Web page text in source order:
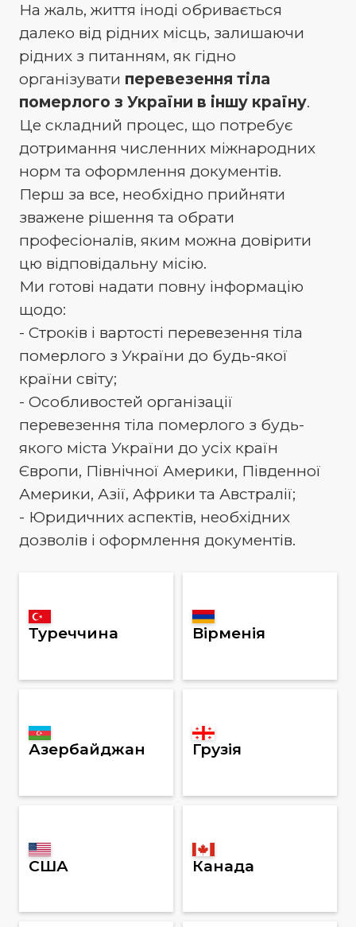
На жаль, життя іноді обривається
далеко від рідних місць, залишаючи
рідних з питанням, як гідно
організувати перевезення тіла
померлого з України в іншу країну.
Це складний процес, що потребує
дотримання численних міжнародних
норм та оформлення документів.
Перш за все, необхідно прийняти
зважене рішення та обрати
професіоналів, яким можна довірити
цю відповідальну місію.
Ми готові надати повну інформацію
щодо:
- Строків і вартості перевезення тіла
померлого з України до будь-якої
країни світу;
- Особливостей організації
перевезення тіла померлого з будь-
якого міста України до усіх країн
Європи, Північної Америки, Південної
Америки, Азії, Африки та Австралії;
- Юридичних аспектів, необхідних
дозволів і оформлення документів.
Туреччина Вірменія
Азербайджан Грузія
США Канада